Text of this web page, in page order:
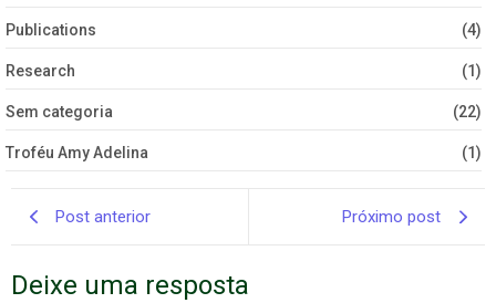
Publications (4)
Research (1)
Sem categoria (22)
Troféu Amy Adelina (1)
Post anterior Próximo post
Deixe uma resposta